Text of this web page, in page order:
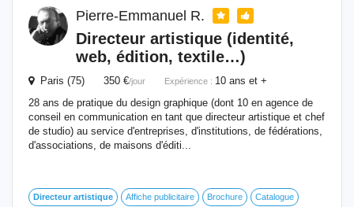
Pierre-Emmanuel R.
Directeur artistique (identité,
web, édition, textile…)
Paris (75) 350 €/jour Expérience : 10 ans et +
28 ans de pratique du design graphique (dont 10 en agence de
conseil en communication en tant que directeur artistique et chef
de studio) au service d'entreprises, d'institutions, de fédérations,
d'associations, de maisons d'éditi...
Directeur artistique Affiche publicitaire Brochure Catalogue